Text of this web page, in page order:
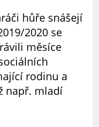
hůře snášejí
2020 se
měsíce
rodinu a
např. mladí